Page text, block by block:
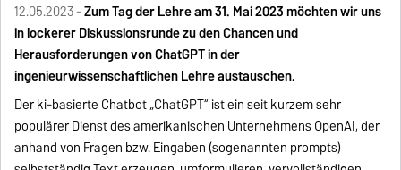
12.05.2023 -Zum Tag der Lehre am 31. Mai 2023 möchten wir uns
in lockerer Diskussionsrunde zu den Chancen und
Herausforderungen von ChatGPT in der
ingenieurwissenschaftlichen Lehre austauschen.
Der ki-basierte Chatbot „ChatGPT“ ist ein seit kurzem sehr
populärer Dienst des amerikanischen Unternehmens OpenAI, der
anhand von Fragen bzw. Eingaben (sogenannten prompts)